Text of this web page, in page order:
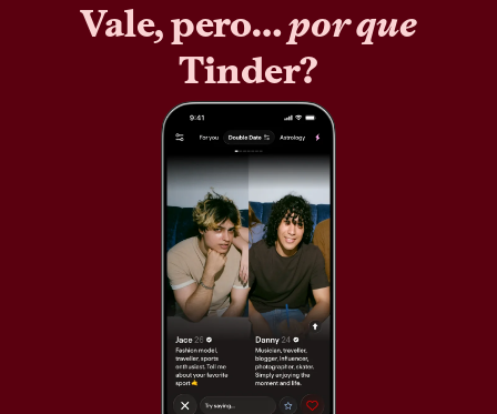
Vale, pero…por que
Tinder?